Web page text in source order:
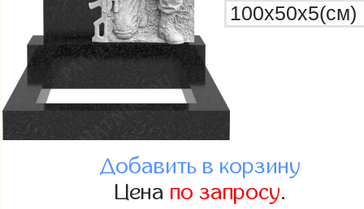
Добавить в корзину
Цена по запросу.